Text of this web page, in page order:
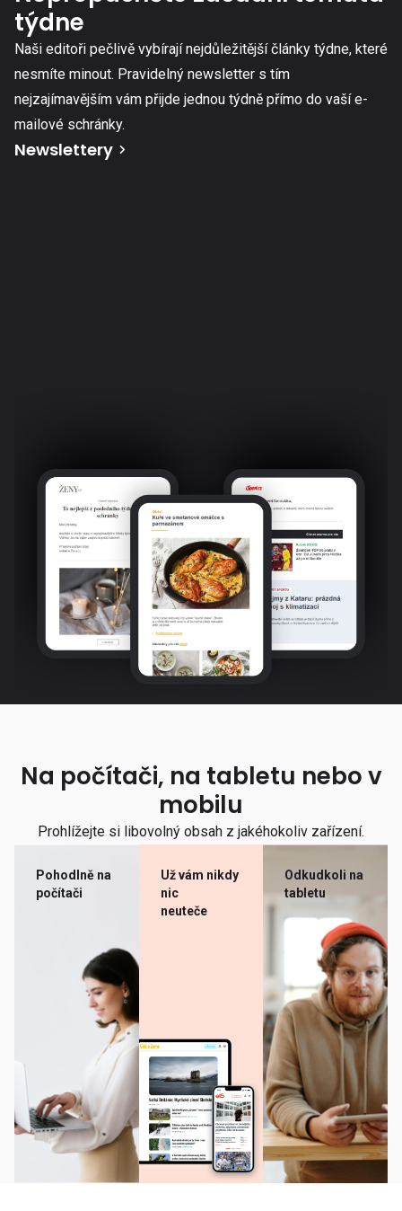
týdne
Naši editoři pečlivě vybírají nejdůležitější články týdne, které
nesmíte minout. Pravidelný newsletter s tím
nejzajímavějším vám přijde jednou týdně přímo do vaší e-
mailové schránky.
Newslettery
Na počítači, na tabletu nebo v
mobilu
Prohlížejte si libovolný obsah z jakéhokoliv zařízení.
Pohodlně na
počítači
Už vám nikdy
nic
neuteče
Odkudkoli na
tabletu